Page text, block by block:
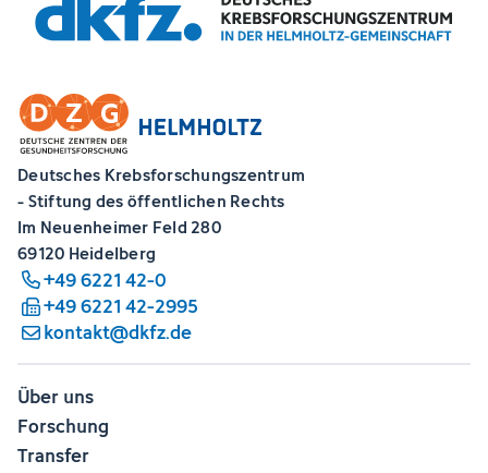
Deutsches Krebsforschungszentrum
- Stiftung des öffentlichen Rechts
Im Neuenheimer Feld 280
69120 Heidelberg
+49 6221 42-0
+49 6221 42-2995
kontakt@dkfz.de
Über uns
Forschung
Transfer